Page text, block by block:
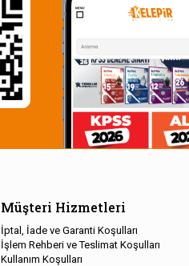
Müşteri Hizmetleri
İptal, İade ve Garanti Koşulları
İşlem Rehberi ve Teslimat Koşulları
Kullanım Koşulları